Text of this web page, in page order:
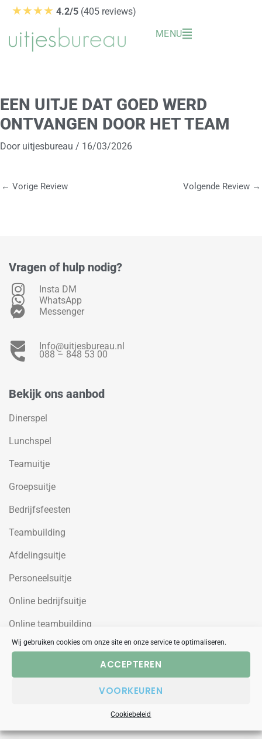
Wij gebruiken cookies om onze site en onze service te optimaliseren.
ACCEPTEREN
VOORKEUREN
Cookiebeleid
de
★★★★ 4.2/5 (405 reviews)
MENU
EEN UITJE DAT GOED WERD
ONTVANGEN DOOR HET TEAM
Door uitjesbureau / 16/03/2026
← Vorige Review Volgende Review →
Vragen of hulp nodig?
Insta DM
WhatsApp
Messenger
Info@uitjesbureau.nl
088 – 848 53 00
Bekijk ons aanbod
Dinerspel
Lunchspel
Teamuitje
Groepsuitje
Bedrijfsfeesten
Teambuilding
Afdelingsuitje
Personeelsuitje
Online bedrijfsuitje
Online teambuilding